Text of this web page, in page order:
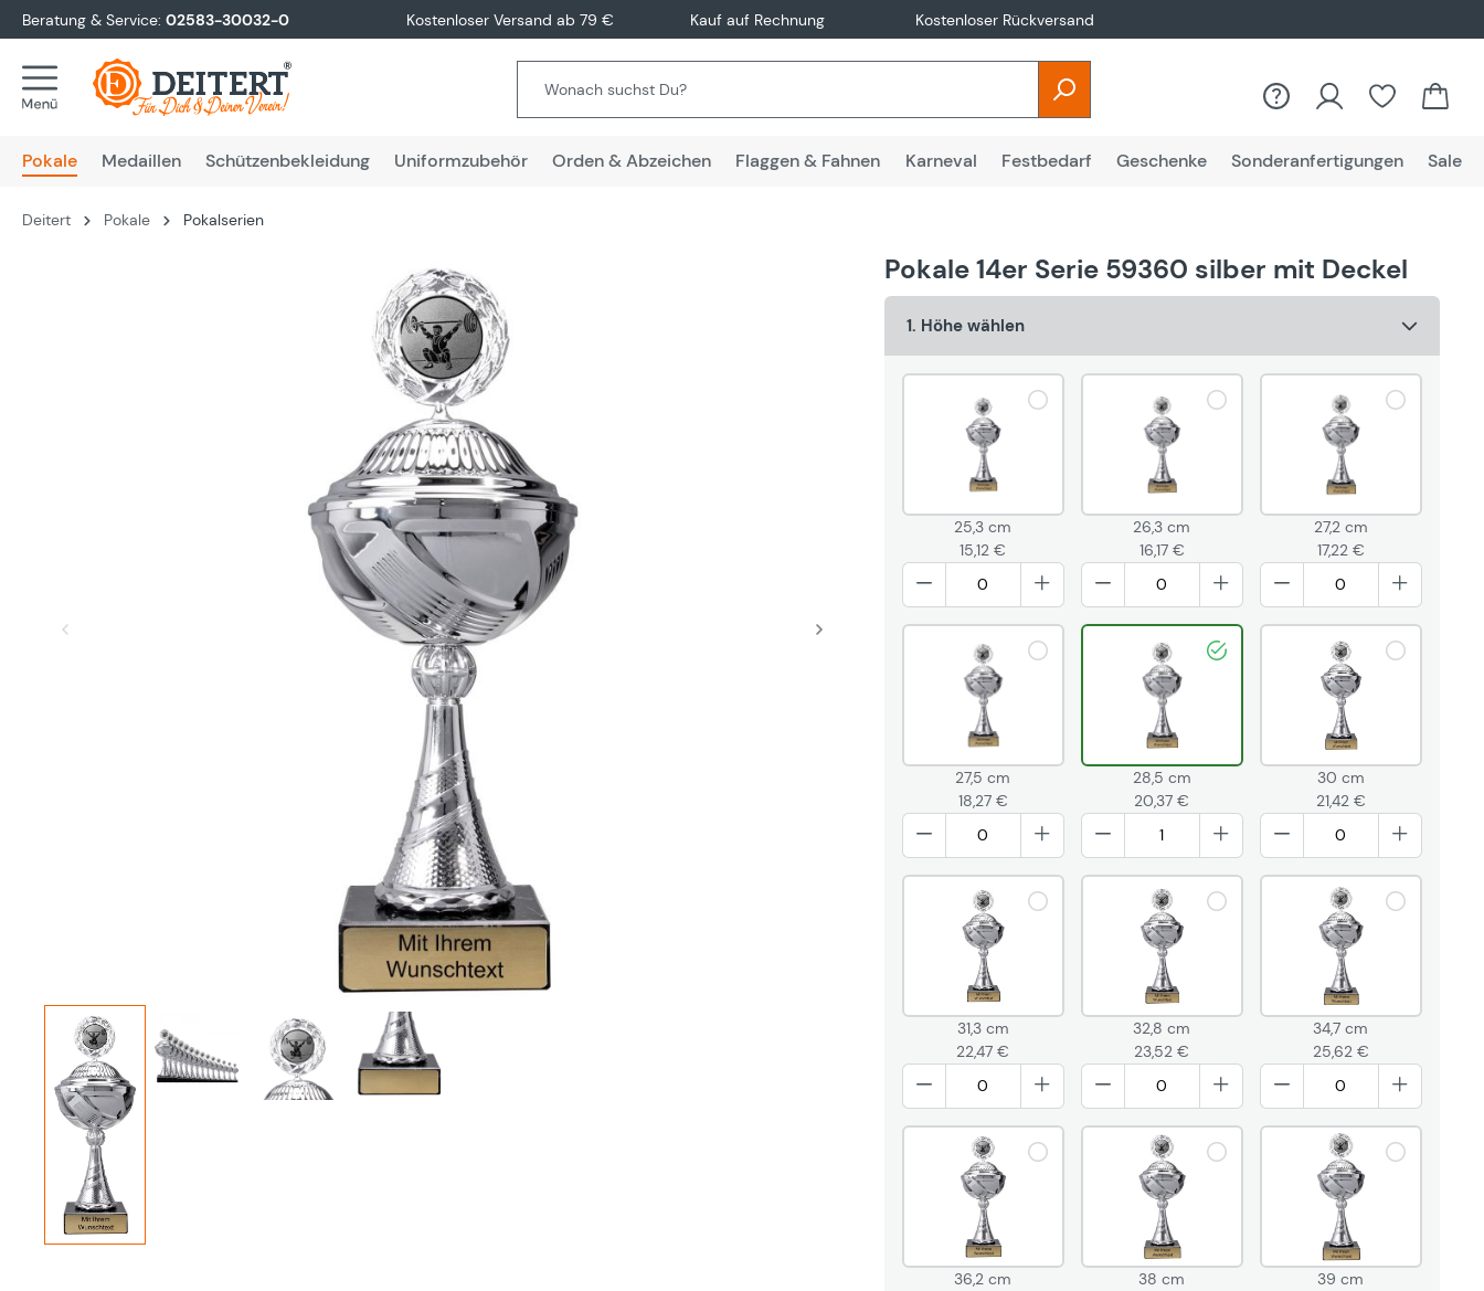
Zur Hauptnavigation springen
Beratung & Service: 02583-30032-0 Kostenloser Versand ab 79 € Kauf auf Rechnung Kostenloser Rückversand
Du hast 0
Pokale Medaillen Schützenbekleidung Uniformzubehör Orden & Abzeichen Flaggen & Fahnen Karneval Festbedarf Geschenke Sonderanfertigungen Sale
Deitert Pokale Pokalserien
Pokale 14er Serie 59360 silber mit Deckel
1. Höhe wählen
25,3 cm
15,12 €
26,3 cm
16,17 €
27,2 cm
17,22 €
27,5 cm
18,27 €
28,5 cm
20,37 €
30 cm
21,42 €
31,3 cm
22,47 €
32,8 cm
23,52 €
34,7 cm
25,62 €
36,2 cm
38 cm
39 cm